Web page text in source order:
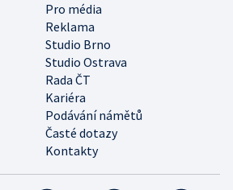
Pro média
Reklama
Studio Brno
Studio Ostrava
Rada ČT
Kariéra
Podávání námětů
Časté dotazy
Kontakty